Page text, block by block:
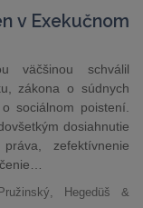
v Exekučnom
väčšinou schválil
zákona o súdnych
sociálnom poistení.
dosiahnutie
zefektívnenie
Hegedüš &